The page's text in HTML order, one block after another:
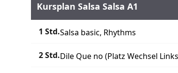
Kursplan Salsa Salsa A1
1 Std.Salsa basic, Rhythms
2 Std.Dile Que no (Platz Wechsel